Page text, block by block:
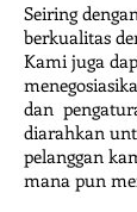
Seiring
berkualitas
Kami juga
dan
diarahkan
pelanggan
mana pun